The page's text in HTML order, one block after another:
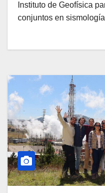
Instituto de Geofísica
conjuntos en